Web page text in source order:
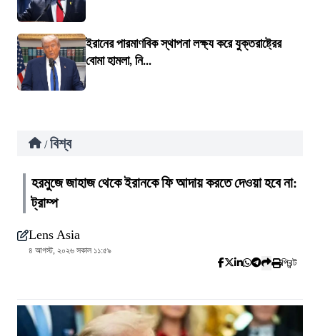
ইরানের পারমাণবিক স্থাপনা লক্ষ্য করে যুক্তরাষ্ট্রের
বোমা হামলা, নি...
/ বিশ্ব
হরমুজে জাহাজ থেকে ইরানকে ফি আদায় করতে দেওয়া হবে না:
ট্রাম্প
Lens Asia
৪ আগস্ট, ২০২৬ সকাল ১১:৫৯
প্রিন্ট